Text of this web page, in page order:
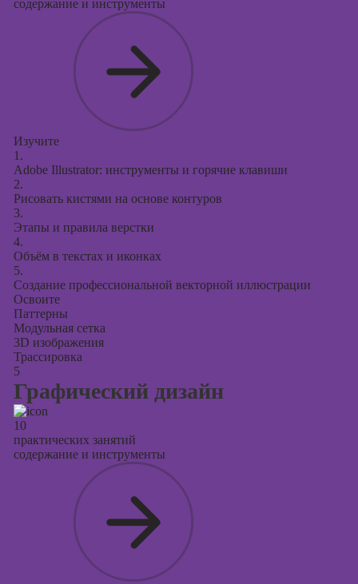
содержание и инструменты
Изучите
1.
Adobe Illustrator: инструменты и горячие клавиши
2.
Рисовать кистями на основе контуров
3.
Этапы и правила верстки
4.
Объём в текстах и иконках
5.
Создание профессиональной векторной иллюстрации
Освоите
Паттерны
Модульная сетка
3D изображения
Трассировка
5
Графический дизайн
10
практических занятий
содержание и инструменты